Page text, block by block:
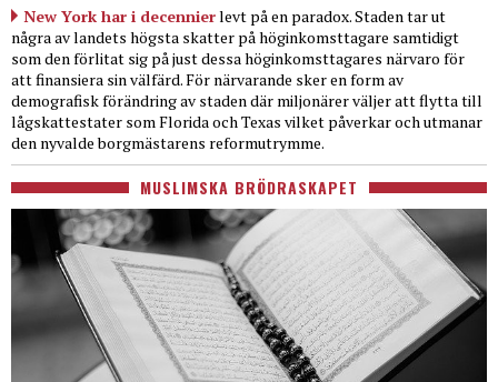
New York har i decennierlevt på en paradox. Staden tar ut
några av landets högsta skatter på höginkomsttagare samtidigt
som den förlitat sig på just dessa höginkomsttagares närvaro för
att finansiera sin välfärd. För närvarande sker en form av
demografisk förändring av staden där miljonärer väljer att flytta till
lågskattestater som Florida och Texas vilket påverkar och utmanar
den nyvalde borgmästarens reformutrymme.
MUSLIMSKA BRÖDRASKAPET